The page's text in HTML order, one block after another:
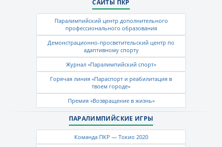
САЙТЫ ПКР
Паралимпийский центр дополнительного
профессионального образования
Демонстрационно-просветительский центр по
адаптивному спорту
Журнал «Паралимпийский спорт»
Горячая линия «Параспорт и реабилитация в
твоем городе»
Премия «Возвращение в жизнь»
ПАРАЛИМПИЙСКИЕ ИГРЫ
Команда ПКР — Токио 2020